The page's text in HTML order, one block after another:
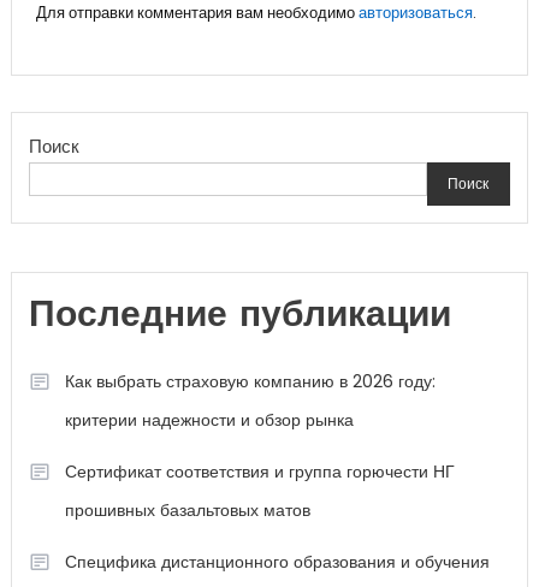
Для отправки комментария вам необходимоавторизоваться.
Поиск
Поиск
Последние публикации
Как выбрать страховую компанию в 2026 году:
критерии надежности и обзор рынка
Сертификат соответствия и группа горючести НГ
прошивных базальтовых матов
Специфика дистанционного образования и обучения